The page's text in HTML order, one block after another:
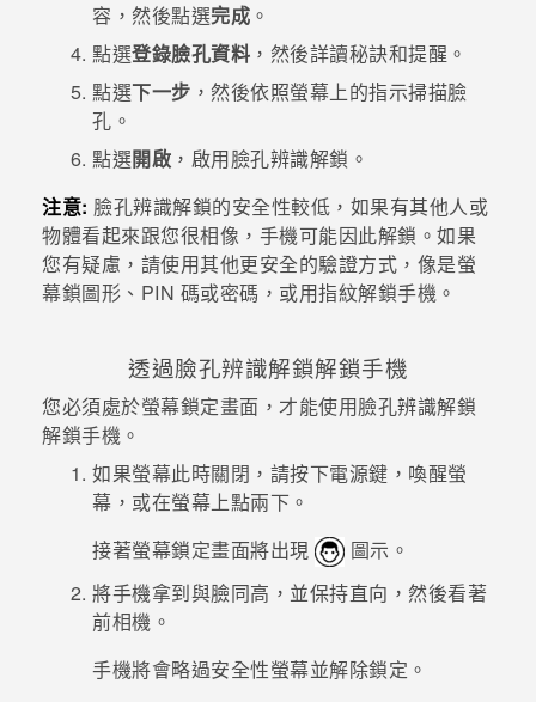
容，然後點選完成 。
點選登錄臉孔資料 ，然後詳讀秘訣和提醒。
點選下一步 ，然後依照螢幕上的指示掃描臉
孔。
點選開啟 ，啟用臉孔辨識解鎖 。
注意: 臉孔辨識解鎖的安全性較低，如果有其他人或
物體看起來跟您很相像，手機可能因此解鎖。如果
您有疑慮，請使用其他更安全的驗證方式，像是螢
幕鎖圖形、PIN 碼或密碼， 或用指紋解鎖手機。
透過臉孔辨識解鎖解鎖手機
您必須處於螢幕鎖定畫面，才能使用臉孔辨識解鎖
解鎖手機。
如果螢幕此時關閉，請按下電源鍵，喚醒螢
幕，或在螢幕上點兩下。
接著螢幕鎖定畫面將出現
圖示。
將手機拿到與臉同高，並保持直向，然後看著
前相機。
手機將會略過安全性螢幕並解除鎖定。